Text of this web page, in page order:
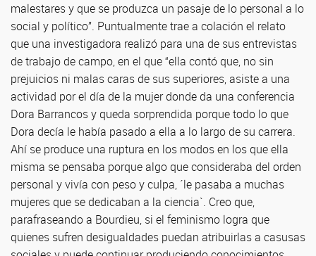
malestares y que se produzca un pasaje de lo personal a lo
social y político”. Puntualmente trae a colación el relato
que una investigadora realizó para una de sus entrevistas
de trabajo de campo, en el que “ella contó que, no sin
prejuicios ni malas caras de sus superiores, asiste a una
actividad por el día de la mujer donde da una conferencia
Dora Barrancos y queda sorprendida porque todo lo que
Dora decía le había pasado a ella a lo largo de su carrera.
Ahí se produce una ruptura en los modos en los que ella
misma se pensaba porque algo que consideraba del orden
personal y vivía con peso y culpa, ´le pasaba a muchas
mujeres que se dedicaban a la ciencia`. Creo que,
parafraseando a Bourdieu, si el feminismo logra que
quienes sufren desigualdades puedan atribuirlas a casusas